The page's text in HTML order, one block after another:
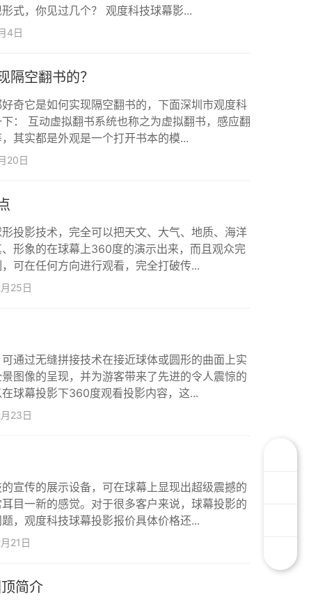
式，你见过几个？ 观度科技球幕影...
4日
隔空翻书的？
奇它是如何实现隔空翻书的，下面深圳市观度科
： 互动虚拟翻书系统也称之为虚拟翻书，感应翻
其实都是外观是一个打开书本的模...
20日
投影技术，完全可以把天文、大气、地质、海洋
形象的在球幕上360度的演示出来，而且观众完
可在任何方向进行观看，完全打破传...
25日
通过无缝拼接技术在接近球体或圆形的曲面上实
图像的呈现，并为游客带来了先进的令人震惊的
球幕投影下360度观看投影内容，这...
23日
宣传的展示设备，可在球幕上显现出超级震撼的
目一新的感觉。对于很多客户来说，球幕投影的
，观度科技球幕投影报价具体价格还...
21日
简介